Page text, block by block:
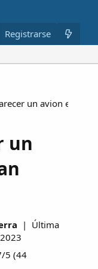
Miembros
Registrarse
un avion en
un
| Última
5 (44